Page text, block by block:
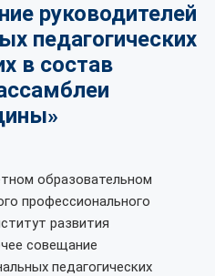
руководителей
педагогических
в состав
образовательном
профессионального
развития
совещание
педагогических